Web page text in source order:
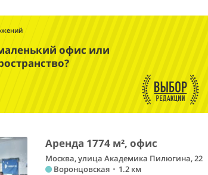
офис или
Аренда 1774 м², офис
Москва, улица Академика Пилюгина, 22
Воронцовская • 1.2 км